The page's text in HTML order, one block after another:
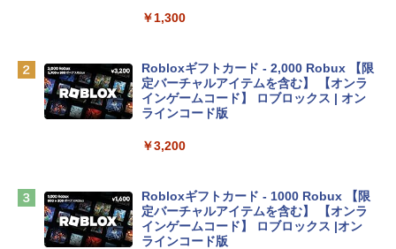
eTime HDカメラ - インディゴ
tomtoc 360°保護 15.6 16インチ パソコ
ンケース Dell NEC Lavie ASUS HP dyna
【Amazon.co.jp限定】 HP ノートパソコ
ン 15-fd 15.6インチ 16GBメモリ 512GB
SSD インテル Core 5
￥1,300
Robloxギフトカード - 2,000 Robux 【限
定バーチャルアイテムを含む】 【オンラ
インゲームコード】 ロブロックス | オン
ラインコード版
￥3,200
Robloxギフトカード - 1000 Robux 【限
定バーチャルアイテムを含む】 【オンラ
インゲームコード】 ロブロックス |オン
ラインコード版